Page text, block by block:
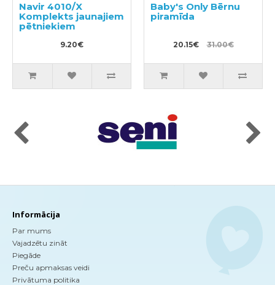
Navir 4010/X
Komplekts jaunajiem
pētniekiem
9.20€
Baby's Only Bērnu
piramīda
20.15€ 31.00€
Informācija
Par mums
Vajadzētu zināt
Piegāde
Preču apmaksas veidi
Privātuma politika